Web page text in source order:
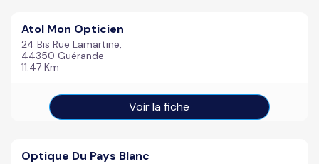
Atol Mon Opticien
24 Bis Rue Lamartine,
44350 Guérande
11.47 Km
Voir la fiche
Optique Du Pays Blanc